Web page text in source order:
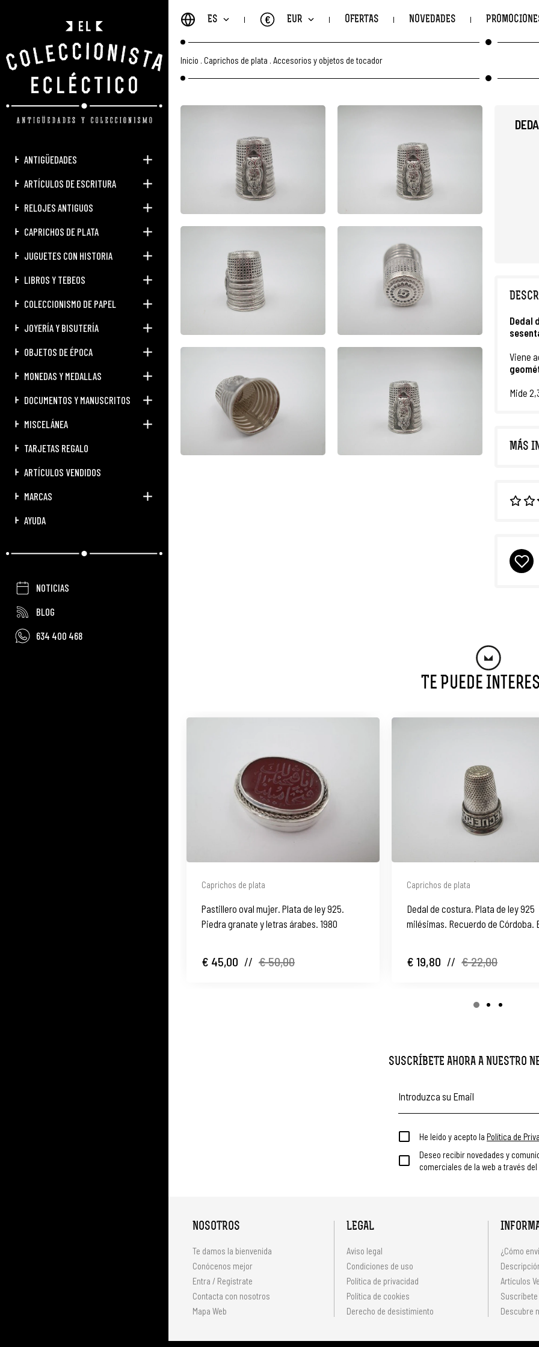
ANTIGÜEDADES
ARTÍCULOS DE ESCRITURA
RELOJES ANTIGUOS
CAPRICHOS DE PLATA
JUGUETES CON HISTORIA
LIBROS Y TEBEOS
COLECCIONISMO DE PAPEL
JOYERÍA Y BISUTERÍA
OBJETOS DE ÉPOCA
MONEDAS Y MEDALLAS
DOCUMENTOS Y MANUSCRITOS
MISCELÁNEA
TARJETAS REGALO
ARTÍCULOS VENDIDOS
MARCAS
AYUDA
NOTICIAS
BLOG
634 400 468
ES EUR
€ OFERTAS NOVEDADES
Inicio Caprichos de plata Accesorios y objetos de tocador
Dedal
Viene
Mide
MÁS
Te Puede
Caprichos de plata
Pastillero oval mujer. Plata de ley 925.
Piedra granate y letras árabes. 1980
€ 45,00 // € 50,00
Caprichos de plata
Dedal de costura. Plata de ley 925
milésimas. Recuerdo de Córdoba.
€ 19,80 // € 22,00
SUSCRÍBETE AHORA A NUESTRO
He leído y acepto la Política de
Deseo recibir novedades y
comerciales de la web a través
NOSOTROS
Te damos la bienvenida
Conócenos mejor
Entra / Regístrate
Contacta con nosotros
Mapa Web
LEGAL
Aviso legal
Condiciones de uso
Política de privacidad
Política de cookies
Derecho de desistimiento
¿Cómo
Artículos
Descubre